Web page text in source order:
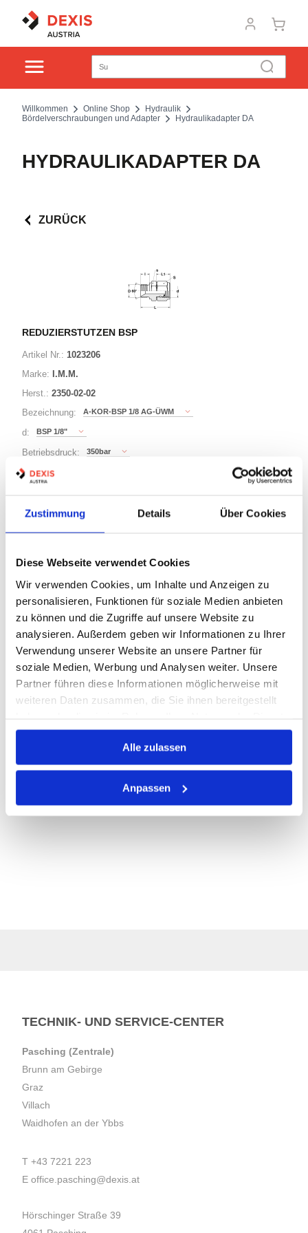
Zustimmung Details Über Cookies
Diese Webseite verwendet Cookies
Wir verwenden Cookies, um Inhalte und Anzeigen zu
personalisieren, Funktionen für soziale Medien anbieten
zu können und die Zugriffe auf unsere Website zu
analysieren. Außerdem geben wir Informationen zu Ihrer
Verwendung unserer Website an unsere Partner für
soziale Medien, Werbung und Analysen weiter. Unsere
Partner führen diese Informationen möglicherweise mit
weiteren Daten zusammen, die Sie ihnen bereitgestellt
gesammelt haben.
Alle zulassen
Anpassen
Willkommen Online Shop
Hydraulik
Bördelverschraubungen und Adapter
Hydraulikadapter DA
HYDRAULIKADAPTER DA
ZURÜCK
REDUZIERSTUTZEN BSP
Artikel Nr.: 1023206
Marke: I.M.M.
Herst.: 2350-02-02
Bezeichnung:
A-KOR-BSP 1/8 AG-ÜWM
d: BSP 1/8"
Betriebsdruck: 350bar
D: BSP 1/8"
7 Varianten
Lager anzeigen
Print
PRODUKTBESCHREIBUNG
ALLE SPEZIFIKATIONEN
VARIANTEN
TECHNIK- UND SERVICE-CENTER
Pasching (Zentrale)
Brunn am Gebirge
Graz
Villach
Waidhofen an der Ybbs
T +43 7221 223
E office.pasching@dexis.at
Hörschinger Straße 39